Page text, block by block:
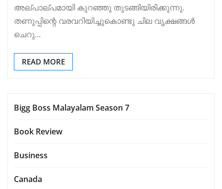
അല്പാല്പമായി കുറഞ്ഞു തുടങ്ങിയിരിക്കുന്നു.
തണുപ്പിന്റെ വരവറിയിച്ചുകൊണ്ടു ചില വൃക്ഷങ്ങൾ
ചെറു…
READ MORE
Bigg Boss Malayalam Season 7
Book Review
Business
Canada